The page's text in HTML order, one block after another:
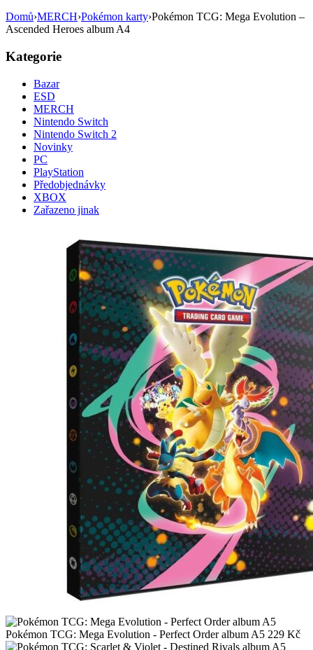
Domů›MERCH›Pokémon karty›Pokémon TCG: Mega Evolution –
Ascended Heroes album A4
Kategorie
Bazar
ESD
MERCH
Nintendo Switch
Nintendo Switch 2
Novinky
PC
PlayStation
Předobjednávky
XBOX
Zařazeno jinak
Pokémon TCG: Mega Evolution - Perfect Order album A5 229 Kč